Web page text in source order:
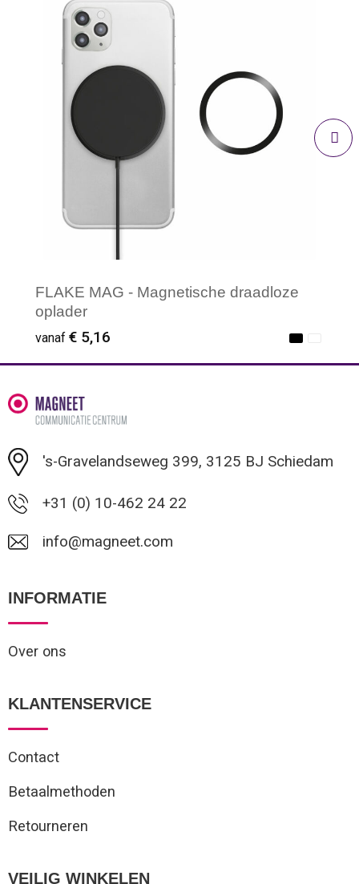
FLAKE MAG - Magnetische draadloze
oplader
vanaf € 5,16
Minimale afname: 1
's-Gravelandseweg 399, 3125 BJ Schiedam
+31 (0) 10-462 24 22
info@magneet.com
INFORMATIE
Over ons
KLANTENSERVICE
Contact
Betaalmethoden
Retourneren
VEILIG WINKELEN